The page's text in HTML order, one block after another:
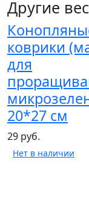
Другие
коврики
для
20*27 см
29 руб.
Нет в наличии